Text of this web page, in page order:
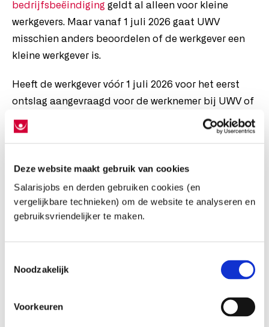
Deze website maakt gebruik van cookies
Salarisjobs en derden gebruiken cookies (en
vergelijkbare technieken) om de website te analyseren en
gebruiksvriendelijker te maken.
Noodzakelijk
Voorkeuren
bedrijfsbeëindiging geldt al alleen voor kleine
werkgevers. Maar vanaf 1 juli 2026 gaat UWV
misschien anders beoordelen of de werkgever een
kleine werkgever is.
Heeft de werkgever vóór 1 juli 2026 voor het eerst
ontslag aangevraagd voor de werknemer bij UWV of
bij de kantonrechter? Dan is de werkgever een
kleine werkgever als de werkgever in de tweede helft
maximaal 25 werknemersin dienst had.
Ligt de datum van de eerste ontslagaanvraag na 1
juli 2026, dan gebruikt UWV de indeling van de
Nieuwe regels nog niet definitief
Het is nog niet zeker dat de nieuwe regels voor